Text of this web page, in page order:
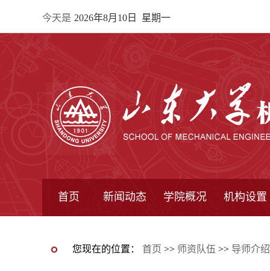
今天是 2026年8月10日 星期一
首页 新闻动态 学院概况 机构设置
您现在的位置： 首页 >> 师资队伍 >> 导师介绍